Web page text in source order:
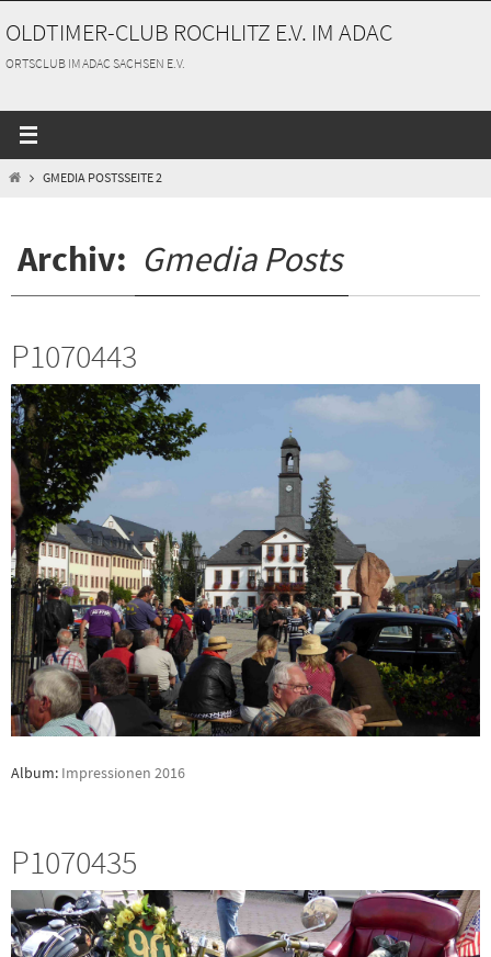
Inhalt
springen
OLDTIMER-CLUB ROCHLITZ E.V. IM ADAC
ORTSCLUB IM ADAC SACHSEN E.V.
STARTGMEDIA POSTSSEITE 2
Archiv: Gmedia Posts
P1070443
Album: Impressionen 2016
P1070435